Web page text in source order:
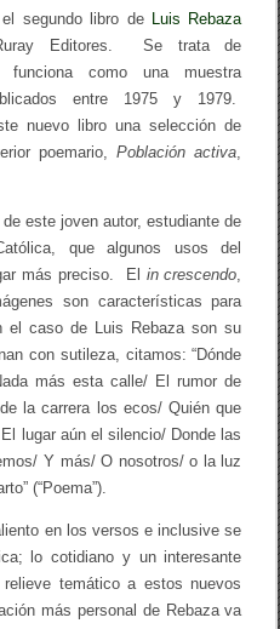
segundo libro de Luis Rebaza
Editores. Se trata de
como una muestra
entre 1975 y 1979.
nuevo libro una selección de
poemario,Población activa,
este joven autor, estudiante de
que algunos usos del
más preciso. El in crescendo,
son características para
el caso de Luis Rebaza son su
con sutileza, citamos: “Dónde
más esta calle/ El rumor de
la carrera los ecos/ Quién que
lugar aún el silencio/ Donde las
Y más/ O nosotros/ o la luz
(“Poema”).
en los versos e inclusive se
lo cotidiano y un interesante
temático a estos nuevos
más personal de Rebaza va